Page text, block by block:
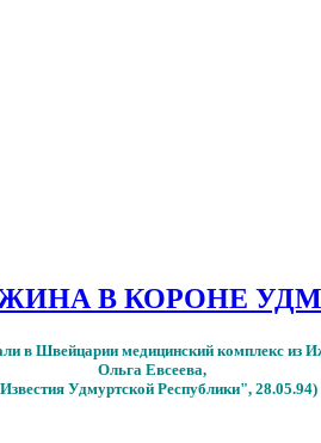
В КОРОНЕ
в Швейцарии медицинский комплекс из
Ольга Евсеева,
Удмуртской Республики", 28.05.94)